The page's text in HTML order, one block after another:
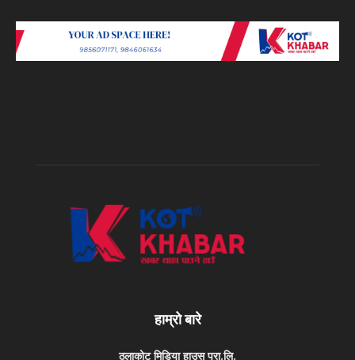
हाम्रो बारे
ठूलाकोट मिडिया हाउस प्रा.लि.